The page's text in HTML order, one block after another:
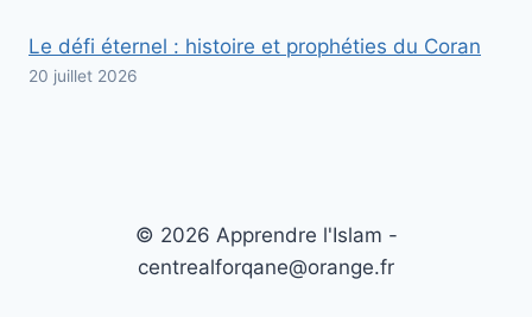
Le défi éternel : histoire et prophéties du Coran
20 juillet 2026
© 2026 Apprendre l'Islam -
centrealforqane@orange.fr